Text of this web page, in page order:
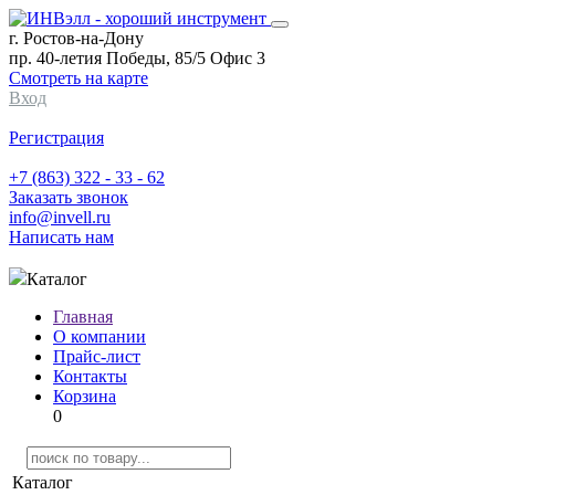
г. Ростов-на-Дону
пр. 40-летия Победы, 85/5 Офис 3
Смотреть на карте
Вход
Регистрация
+7 (863) 322 - 33 - 62
Заказать звонок
info@invell.ru
Написать нам
Каталог
Главная
О компании
Прайс-лист
Контакты
Корзина
0
Каталог